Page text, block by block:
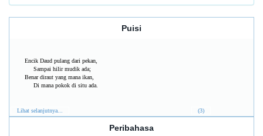
Puisi
Encik Daud pulang dari pekan,
Sampai hilir mudik ada;
Benar diraut yang mana ikan,
Di mana pokok di situ ada.
Lihat selanjutnya... (3)
Peribahasa